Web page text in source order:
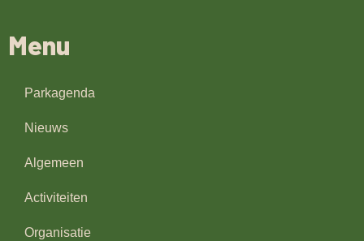
Menu
Parkagenda
Nieuws
Algemeen
Activiteiten
Organisatie